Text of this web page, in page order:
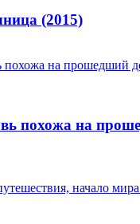
(2015)
похожа на